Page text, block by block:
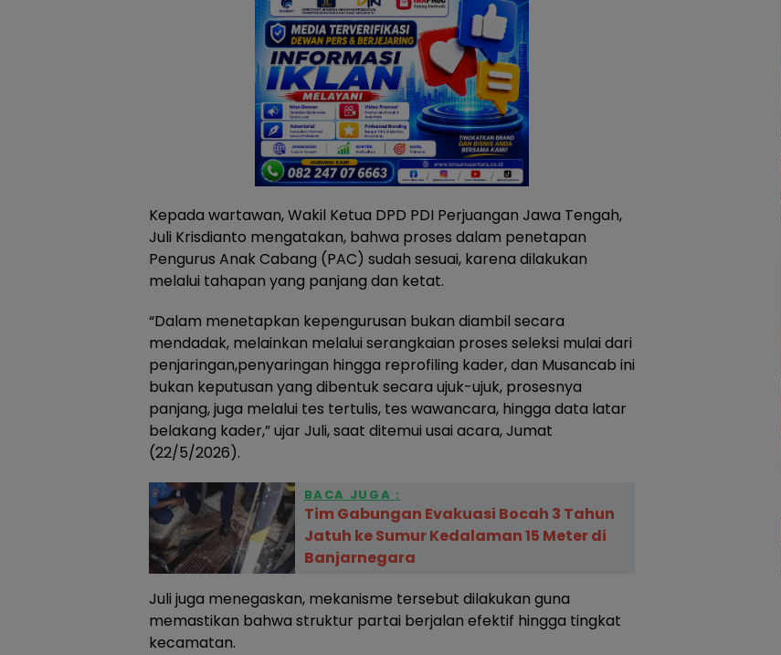
Kepada wartawan, Wakil Ketua DPD PDI Perjuangan Jawa Tengah,
Juli Krisdianto mengatakan, bahwa proses dalam penetapan
Pengurus Anak Cabang (PAC) sudah sesuai, karena dilakukan
melalui tahapan yang panjang dan ketat.
“Dalam menetapkan kepengurusan bukan diambil secara
mendadak, melainkan melalui serangkaian proses seleksi mulai dari
penjaringan,penyaringan hingga reprofiling kader, dan Musancab ini
bukan keputusan yang dibentuk secara ujuk-ujuk, prosesnya
panjang, juga melalui tes tertulis, tes wawancara, hingga data latar
belakang kader,” ujar Juli, saat ditemui usai acara, Jumat
(22/5/2026).
BACA JUGA :
Tim Gabungan Evakuasi Bocah 3 Tahun
Jatuh ke Sumur Kedalaman 15 Meter di
Banjarnegara
Juli juga menegaskan, mekanisme tersebut dilakukan guna
memastikan bahwa struktur partai berjalan efektif hingga tingkat
kecamatan.